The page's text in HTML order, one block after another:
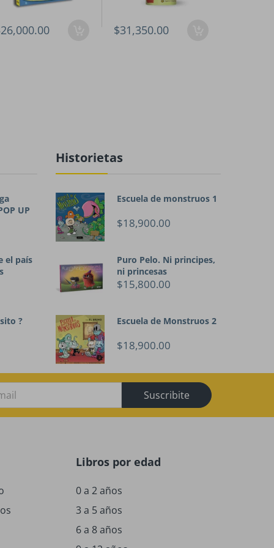
$31,350.00
UP
el país
?
Historietas
Escuela de monstruos 1
$18,900.00
Puro Pelo. Ni principes,
ni princesas
$15,800.00
Escuela de Monstruos 2
$18,900.00
Suscribite
Libros por edad
0 a 2 años
3 a 5 años
6 a 8 años